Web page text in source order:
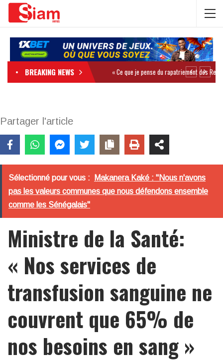
BREAKING NEWS
Partager l'article
Sélectionné pour vous :
Makanera Kaké : "Nous n'avons
pas les valeurs communes que nous défendons ensemble
comme les Sénégalais"
Ministre de la Santé:
« Nos services de
transfusion sanguine ne
couvrent que 65% de
nos besoins en sang »